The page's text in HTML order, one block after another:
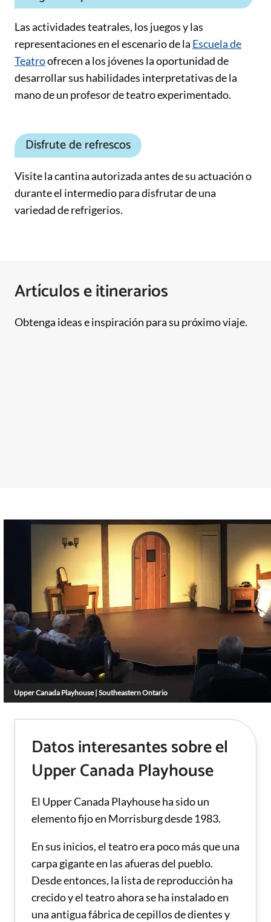
Las actividades teatrales, los juegos y las
representaciones en el escenario de la Escuela de
Teatroofrecen a los jóvenes la oportunidad de
desarrollar sus habilidades interpretativas de la
mano de un profesor de teatro experimentado.
Disfrute de refrescos
Visite la cantina autorizada antes de su actuación o
durante el intermedio para disfrutar de una
variedad de refrigerios.
Artículos e itinerarios
Obtenga ideas e inspiración para su próximo viaje.
Upper Canada Playhouse | Southeastern Ontario
Datos interesantes sobre el
Upper Canada Playhouse
El Upper Canada Playhouse ha sido un
elemento fijo en Morrisburg desde 1983.
En sus inicios, el teatro era poco más que una
carpa gigante en las afueras del pueblo.
Desde entonces, la lista de reproducción ha
crecido y el teatro ahora se ha instalado en
una antigua fábrica de cepillos de dientes y